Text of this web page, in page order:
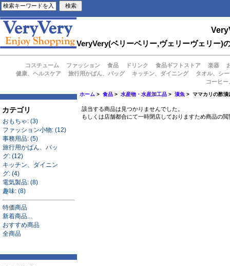
VeryVery(ベリーベリー,ヴェリーヴェリー)
コスチューム ファッション 食品 ドリンク 食品ギフトストア 楽器
健康、ヘルスケア
旅行用かばん、バッグ キッチン、ダイニング
タオル、シ
コーヒ
カテゴリ
おもちゃ: (3)
ファッション小物: (12)
事務用品: (5)
旅行用かばん、バッ
グ: (12)
キッチン、ダイニン
グ: (4)
電気製品: (8)
趣味: (8)
特価商品
新着商品...
おすすめ商品
全商品
ホーム >食品 >水産物・水産加工品 >漬魚 > ママカリの酢漬
該当する商品は見つかりませんでした。
もしくは店舗都合にて一時閉店しておりますため商品の